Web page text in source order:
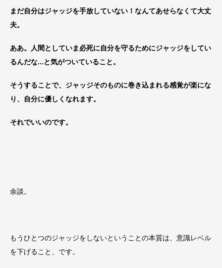
まだ自分はジャッジを手放していない！なんてあせらなくて大丈
夫。
ああ。人間としていま必死に自分を守るためにジャッジをしてい
るんだな…と気がついていること。
そうすることで、ジャッジそのものに巻き込まれる感覚が楽にな
り、自分に優しくなれます。
それでいいのです。
余談。
もうひとつのジャッジをしないということの本質は、意識レベル
を下げること、です。